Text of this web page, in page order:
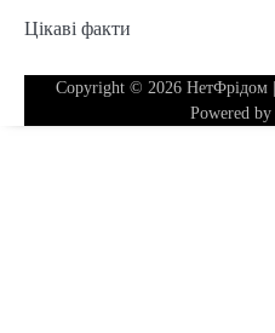
Цікаві факти
Copyright © 2026 НетФрідом
Powered by